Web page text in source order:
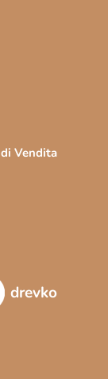
Vendita
drevko